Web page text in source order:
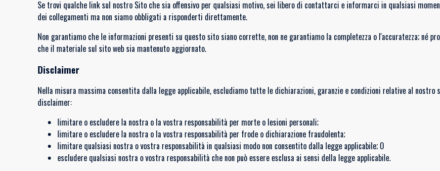
Se trovi qualche link sul nostro Sito che sia offensivo per qualsiasi motivo, sei libero di contattarci e informarci in qualsiasi
dei collegamenti ma non siamo obbligati a risponderti direttamente.
Non garantiamo che le informazioni presenti su questo sito siano corrette, non ne garantiamo la completezza o l'accuratezza; né
che il materiale sul sito web sia mantenuto aggiornato.
Disclaimer
Nella misura massima consentita dalla legge applicabile, escludiamo tutte le dichiarazioni, garanzie e condizioni relative al
disclaimer:
limitare o escludere la nostra o la vostra responsabilità per morte o lesioni personali;
limitare o escludere la nostra o la vostra responsabilità per frode o dichiarazione fraudolenta;
limitare qualsiasi nostra o vostra responsabilità in qualsiasi modo non consentito dalla legge applicabile; O
escludere qualsiasi nostra o vostra responsabilità che non può essere esclusa ai sensi della legge applicabile.